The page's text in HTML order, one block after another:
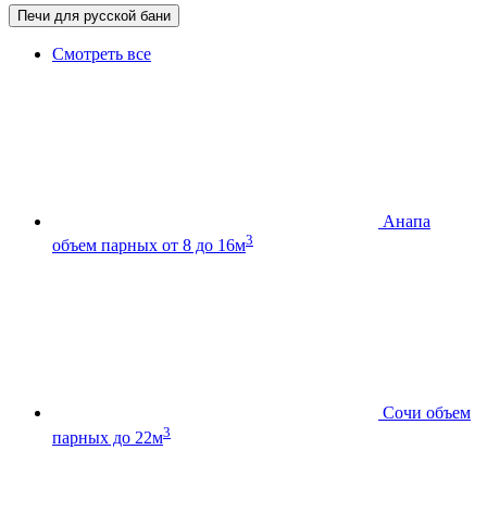
Печи для русской бани
Смотреть все
Анапа
объем парных от 8 до 16м3
Сочи объем
парных до 22м3